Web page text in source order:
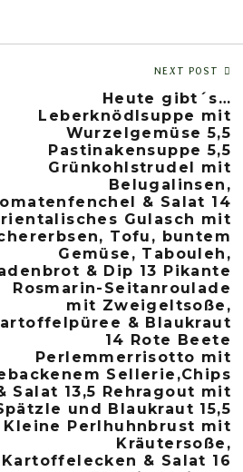
NEXT POST
Heute gibt´s…
Leberknödlsuppe mit
Wurzelgemüse 5,5
Pastinakensuppe 5,5
Grünkohlstrudel mit
Belugalinsen,
& Salat 14
Gulasch mit
Tofu, buntem
Gemüse, Tabouleh,
& Dip 13 Pikante
Rosmarin-Seitanroulade
mit Zweigeltsoße,
& Blaukraut
14 Rote Beete
Perlemmerrisotto mit
Sellerie,Chips
Salat 13,5 Rehragout mit
und Blaukraut 15,5
Kleine Perlhuhnbrust mit
Kräutersoße,
Kartoffelecken & Salat 16